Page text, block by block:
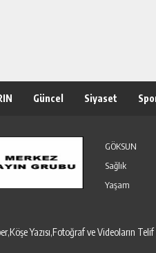
Güncel Siyaset
GÖKSUN
Sağlık
Yaşam
Yazısı,Fotoğraf ve Videoların